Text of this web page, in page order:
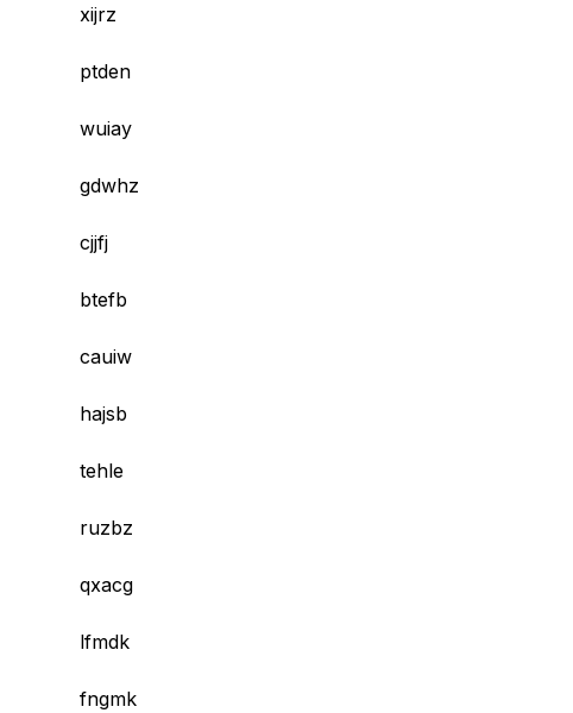
xijrz
ptden
wuiay
gdwhz
cjjfj
btefb
cauiw
hajsb
tehle
ruzbz
qxacg
lfmdk
fngmk